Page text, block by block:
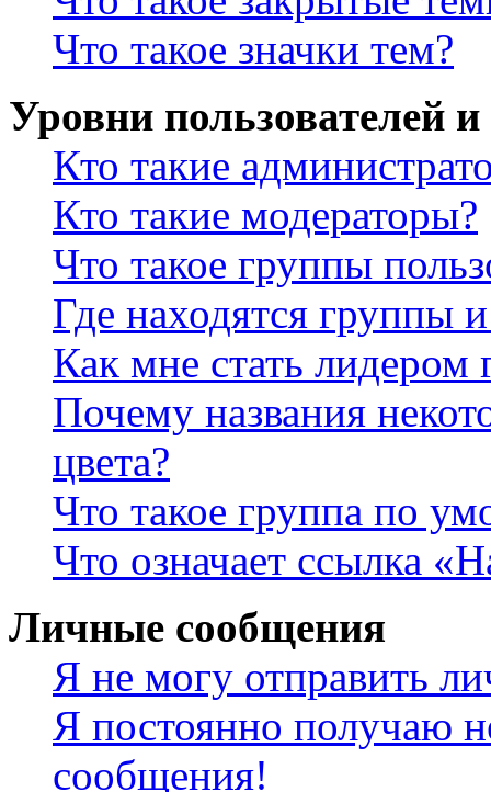
Что такое значки тем?
Уровни пользователей
Кто такие
Кто такие модераторы?
Что такое группы
Где находятся группы
Как мне стать лидером
Почему названия
цвета?
Что такое группа по
Что означает ссылка
Личные сообщения
Я не могу отправить
Я постоянно получаю
сообщения!